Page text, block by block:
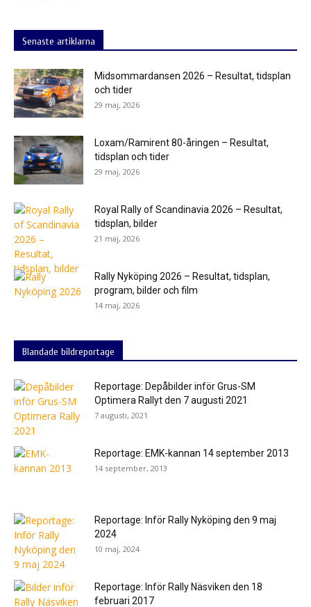
Senaste artiklarna
Midsommardansen 2026 – Resultat, tidsplan
och tider
29 maj, 2026
Loxam/Ramirent 80-åringen – Resultat,
tidsplan och tider
29 maj, 2026
Royal Rally of Scandinavia 2026 – Resultat,
tidsplan, bilder
21 maj, 2026
Rally Nyköping 2026 – Resultat, tidsplan,
program, bilder och film
14 maj, 2026
Blandade bildreportage
Reportage: Depåbilder inför Grus-SM
Optimera Rallyt den 7 augusti 2021
7 augusti, 2021
Reportage: EMK-kannan 14 september 2013
14 september, 2013
Reportage: Inför Rally Nyköping den 9 maj
2024
10 maj, 2024
Reportage: Inför Rally Näsviken den 18
februari 2017